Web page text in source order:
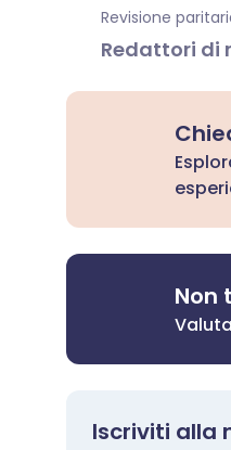
Revisione
Redattori di
Non
Iscriviti alla